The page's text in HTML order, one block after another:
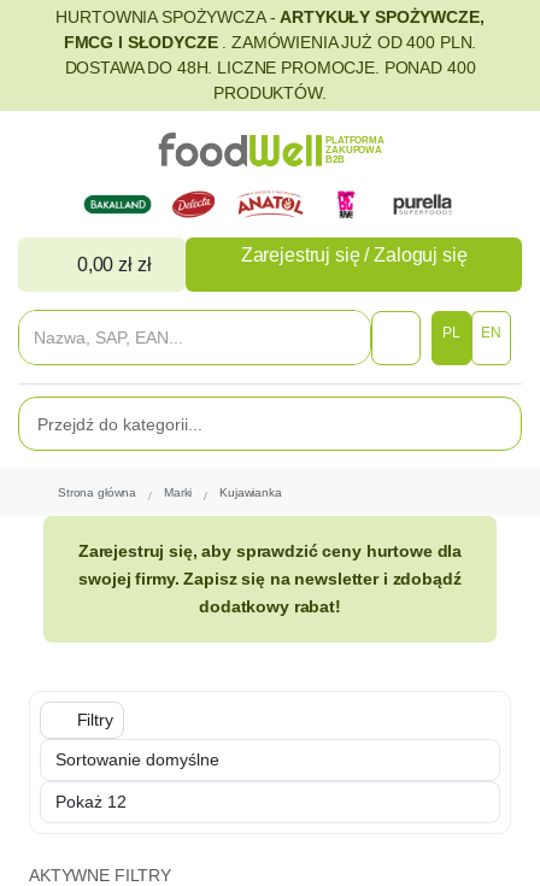
HURTOWNIA SPOŻYWCZA -ARTYKUŁY SPOŻYWCZE,
FMCG I SŁODYCZE
. ZAMÓWIENIA JUŻ OD 400 PLN.
DOSTAWA DO 48H. LICZNE PROMOCJE. PONAD 400
PRODUKTÓW.
PLATFORMA
ZAKUPOWA
B2B
0,00 zł zł Zarejestruj się / Zaloguj się
PL EN
Strona główna Marki Kujawianka
Zarejestruj się, aby sprawdzić ceny hurtowe dla
swojej firmy. Zapisz się na newsletter i zdobądź
dodatkowy rabat!
Filtry
AKTYWNE FILTRY